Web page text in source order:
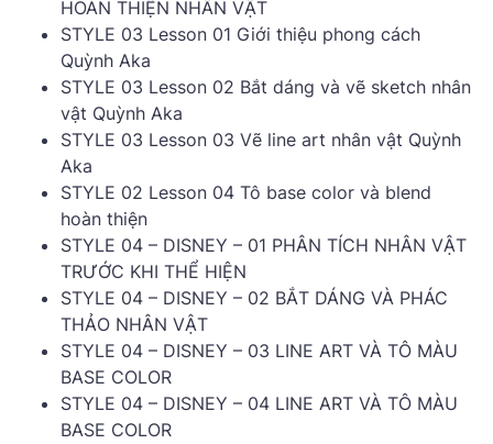
HOÀN THIỆN NHÂN VẬT
STYLE 03 Lesson 01 Giới thiệu phong cách
Quỳnh Aka
STYLE 03 Lesson 02 Bắt dáng và vẽ sketch nhân
vật Quỳnh Aka
STYLE 03 Lesson 03 Vẽ line art nhân vật Quỳnh
Aka
STYLE 02 Lesson 04 Tô base color và blend
hoàn thiện
STYLE 04 – DISNEY – 01 PHÂN TÍCH NHÂN VẬT
TRƯỚC KHI THỂ HIỆN
STYLE 04 – DISNEY – 02 BẮT DÁNG VÀ PHÁC
THẢO NHÂN VẬT
STYLE 04 – DISNEY – 03 LINE ART VÀ TÔ MÀU
BASE COLOR
STYLE 04 – DISNEY – 04 LINE ART VÀ TÔ MÀU
BASE COLOR